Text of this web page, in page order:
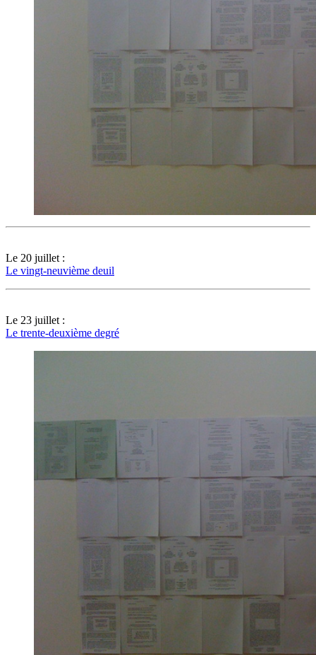
Le 20 juillet :
Le vingt-neuvième deuil
Le 23 juillet :
Le trente-deuxième degré